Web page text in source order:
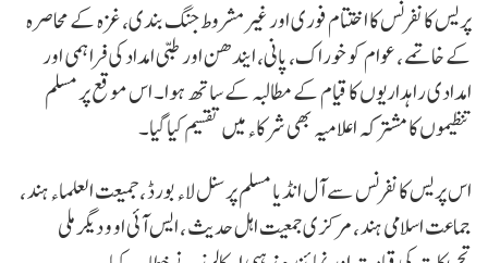
پریس کانفرنس کا اختتام فوری اور غیر مشروط جنگ بندی، غزہ کے محاصرہ
کے خاتمے ، عوام کو خوراک، پانی، ایندھن اور طبی امداد کی فراہمی اور
امدادی راہداریوں کا قیام کے مطالبہ کے ساتھ ہوا۔ اس موقع پر مسلم
تنظیموں کا مشترکہ اعلامیہ بھی شرکاء میں تقسیم کیا گیا۔
اس پریس کانفرنس سے آل انڈیا مسلم پرسنل لاء بورڈ ، جمیعت العلماء ہند ،
جماعت اسلامی ہند ، مرکزی جمعیت اہل حدیث ، ایس آئی او و دیگر ملی